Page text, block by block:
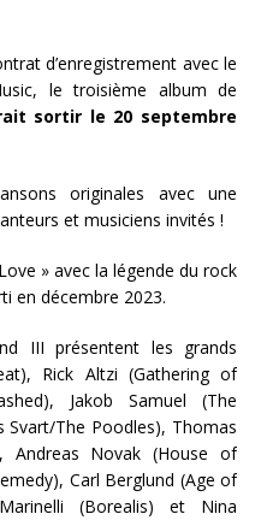
d’enregistrement avec le
le troisième album de
sortir le 20 septembre
originales avec une
et musiciens invités !
» avec la légende du rock
en décembre 2023.
III présentent les grands
Rick Altzi (Gathering of
Jakob Samuel (The
Svart/The Poodles), Thomas
Andreas Novak (House of
Carl Berglund (Age of
(Borealis) et Nina